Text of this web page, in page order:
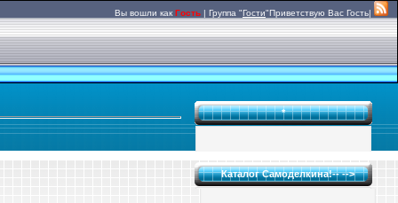
Вы вошли как Гость | Группа "Гости"Приветствую Вас Гость|
*
Каталог Самоделкина!-- -->